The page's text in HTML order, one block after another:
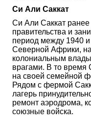
Си Али Саккат
Си Али Саккат
правительства и
период между 1940
Северной Африки,
колониальным
врагами. В то время
на своей семейной
Рядом с фермой
лагерь
ремонт аэродрома,
союзные войска.